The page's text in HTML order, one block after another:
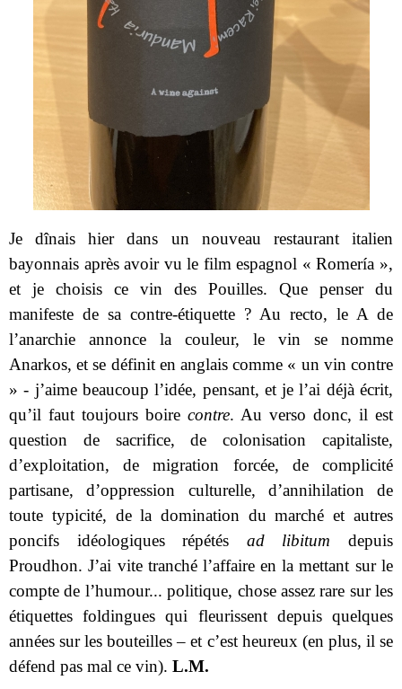
Je dînais hier dans un nouveau restaurant italien
bayonnais après avoir vu le film espagnol « Romería »,
et je choisis ce vin des Pouilles. Que penser du
manifeste de sa contre-étiquette ? Au recto, le A de
l’anarchie annonce la couleur, le vin se nomme
Anarkos, et se définit en anglais comme « un vin contre
» - j’aime beaucoup l’idée, pensant, et je l’ai déjà écrit,
qu’il faut toujours boirecontre. Au verso donc, il est
question de sacrifice, de colonisation capitaliste,
d’exploitation, de migration forcée, de complicité
partisane, d’oppression culturelle, d’annihilation de
toute typicité, de la domination du marché et autres
poncifs idéologiques répétés ad libitum depuis
Proudhon. J’ai vite tranché l’affaire en la mettant sur le
compte de l’humour... politique, chose assez rare sur les
étiquettes foldingues qui fleurissent depuis quelques
années sur les bouteilles – et c’est heureux (en plus, il se
défend pas mal ce vin).L.M.